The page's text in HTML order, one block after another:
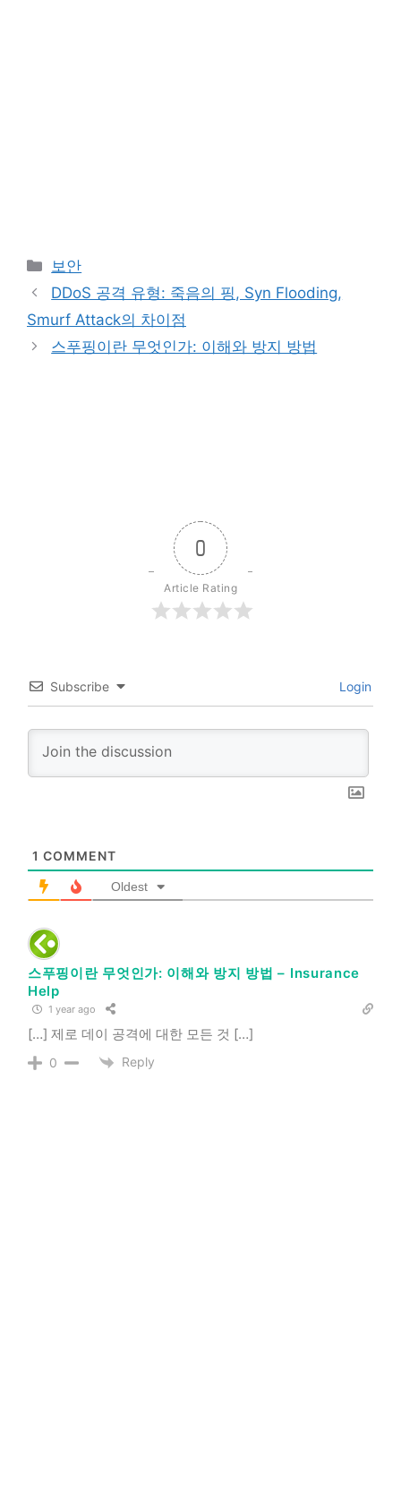
Categories
보안
DDoS 공격 유형: 죽음의 핑, Syn Flooding,
Smurf Attack의 차이점
스푸핑이란 무엇인가: 이해와 방지 방법
0
Article Rating
Subscribe Login
1 COMMENT
Oldest
스푸핑이란 무엇인가: 이해와 방지 방법 – Insurance
Help
1 year ago
[…] 제로 데이 공격에 대한 모든 것 […]
0 Reply